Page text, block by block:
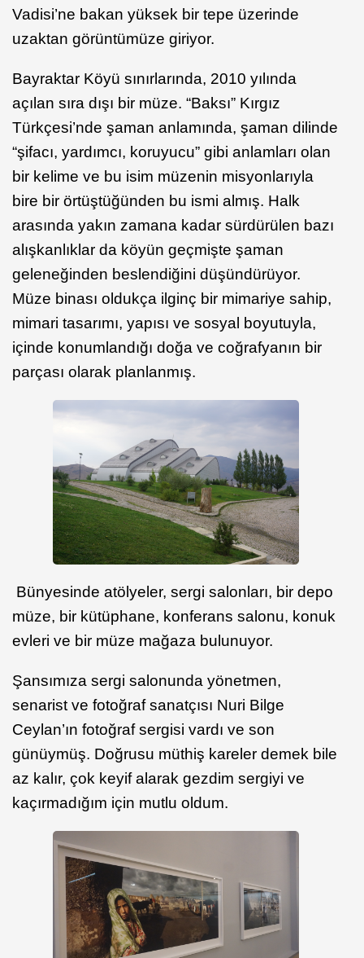
Vadisi’ne bakan yüksek bir tepe üzerinde
uzaktan görüntümüze giriyor.
Bayraktar Köyü sınırlarında, 2010 yılında
açılan sıra dışı bir müze. “Baksı” Kırgız
Türkçesi’nde şaman anlamında, şaman dilinde
“şifacı, yardımcı, koruyucu” gibi anlamları olan
bir kelime ve bu isim müzenin misyonlarıyla
bire bir örtüştüğünden bu ismi almış. Halk
arasında yakın zamana kadar sürdürülen bazı
alışkanlıklar da köyün geçmişte şaman
geleneğinden beslendiğini düşündürüyor.
Müze binası oldukça ilginç bir mimariye sahip,
mimari tasarımı, yapısı ve sosyal boyutuyla,
içinde konumlandığı doğa ve coğrafyanın bir
parçası olarak planlanmış.
Bünyesinde atölyeler, sergi salonları, bir depo
müze, bir kütüphane, konferans salonu, konuk
evleri ve bir müze mağaza bulunuyor.
Şansımıza sergi salonunda yönetmen,
senarist ve fotoğraf sanatçısı Nuri Bilge
Ceylan’ın fotoğraf sergisi vardı ve son
günüymüş. Doğrusu müthiş kareler demek bile
az kalır, çok keyif alarak gezdim sergiyi ve
kaçırmadığım için mutlu oldum.